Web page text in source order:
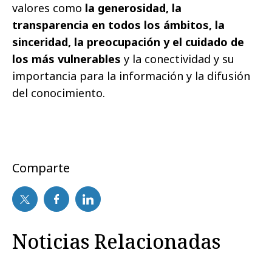
valores como la generosidad, la
transparencia en todos los ámbitos, la
sinceridad, la preocupación y el cuidado de
los más vulnerables y la conectividad y su
importancia para la información y la difusión
del conocimiento.
Comparte
Noticias Relacionadas